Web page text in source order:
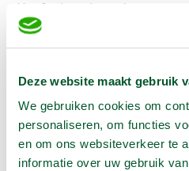
Deze website maakt gebruik
We gebruiken cookies om
personaliseren, om functies
en om ons websiteverkeer te
informatie over uw gebruik
- Heeft eigen kenteken
- Verlichtingssnoer
Trekvermogen auto >
laadvermogen aanhanger
Rijbewijs B mag als :
Gewicht - en laadvermogen
laadvermogen aanhanger <